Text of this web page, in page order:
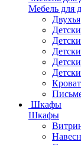
Мебель для
Шкафы
Шкафы